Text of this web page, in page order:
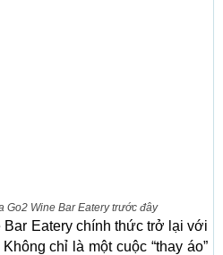
Go2 Wine Bar Eatery trước đây
Bar Eatery chính thức trở lại với
chỉ là một cuộc “thay áo”